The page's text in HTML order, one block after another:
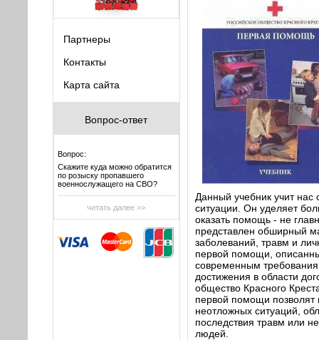
Партнеры
Контакты
Карта сайта
Вопрос-ответ
Вопрос:
Скажите куда можно обратится
по розыску пропавшего
военнослужащего на СВО?
читать далее >>
Данный учебник учит
ситуации. Он уделяет
оказать помощь - не
представлен обширный
заболеваний, травм и
первой помощи,
современным
достижения в области
общество Красного
первой помощи позволят
неотложных ситуаций,
последствия травм или
людей.